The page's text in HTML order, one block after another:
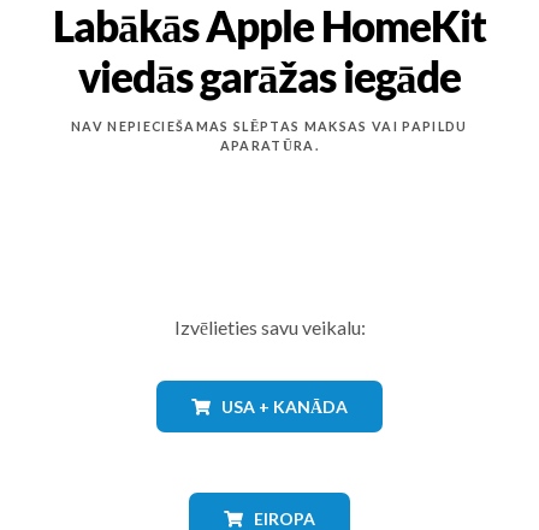
Labākās Apple HomeKit
viedās garāžas iegāde
NAV NEPIECIEŠAMAS SLĒPTAS MAKSAS VAI PAPILDU
APARATŪRA.
Izvēlieties savu veikalu:
USA + KANĀDA
EIROPA